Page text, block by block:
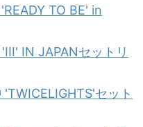
TO BE' in
IN JAPANセットリ
セット